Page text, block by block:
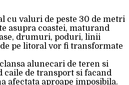
cu valuri de peste 30 de metri
asupra coastei, maturand
drumuri, poduri, linii
pe litoral vor fi transformate
alunecari de teren si
de transport si facand
afectata aproape imposibila.